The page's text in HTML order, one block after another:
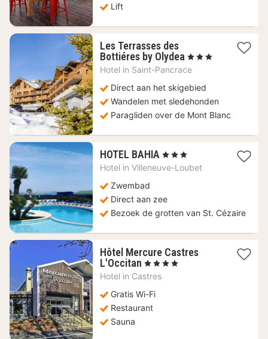
Lift
Les Terrasses des
Bottiéres by Olydea 1
nacht
74,25
€
, 3 Sterren
Hotel in Saint-Pancrace
Direct aan het skigebied
Wandelen met sledehonden
Paragliden over de Mont Blanc
HOTEL BAHIA 1
nacht
€
, 3 Sterren
Hotel in Villeneuve-Loubet
Zwembad
Direct aan zee
Bezoek de grotten van St. Cézaire
Hôtel Mercure Castres
L'Occitan 1
nacht
79,23
€
, 4 Sterren
Hotel in Castres
Gratis Wi-Fi
Restaurant
Sauna